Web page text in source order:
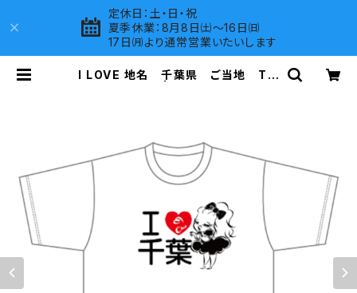
定休日：土・日・祝
夏季休業：8月8日㈯～16日㈰
17日㈪より通常営業いたいします
I LOVE 地名 千葉県 ご当地 Tシ